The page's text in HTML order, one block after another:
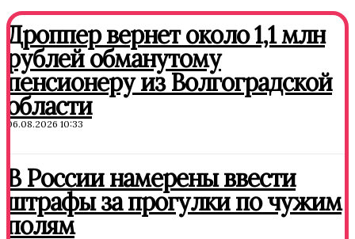
Дроппер вернет около 1,1 млн
рублей обманутому
пенсионеру из Волгоградской
области
06.08.2026 10:33
В России намерены ввести
штрафы за прогулки по чужим
полям